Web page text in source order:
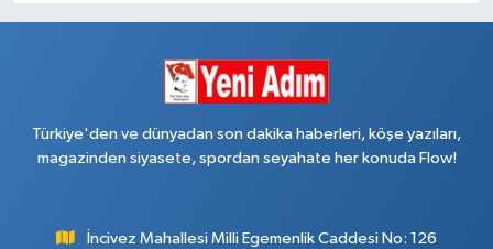
Türkiye'den ve dünyadan son dakika haberleri, köşe yazıları,
magazinden siyasete, spordan seyahate her konuda Flow!
İncivez Mahallesi Milli Egemenlik Caddesi No: 126